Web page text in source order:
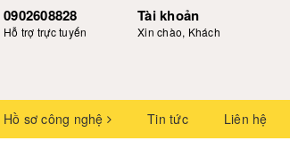
0902608828
Hỗ trợ trực tuyến
Tài khoản
Xin chào, Khách
Hồ sơ công nghệ Tin tức Liên hệ